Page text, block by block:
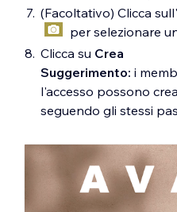
(Facoltativo) Clicca
per selezionare
Clicca su Crea
Suggerimento: i
l'accesso possono
seguendo gli stessi